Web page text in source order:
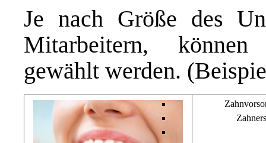
Je nach Größe des
Mitarbeitern, können
gewählt werden.